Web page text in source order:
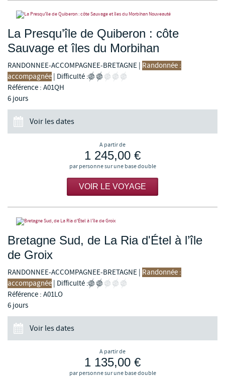
Nouveauté
La Presqu’île de Quiberon : côte
Sauvage et îles du Morbihan
RANDONNEE-ACCOMPAGNEE-BRETAGNE | Randonnée :
accompagnée | Difficulté :
Référence : A01QH
6 jours
Voir les dates
A partir de
1 245,00 €
par personne sur une base double
VOIR LE VOYAGE
Bretagne Sud, de La Ria d'Étel à l’île
de Groix
RANDONNEE-ACCOMPAGNEE-BRETAGNE | Randonnée :
accompagnée | Difficulté :
Référence : A01LO
6 jours
Voir les dates
A partir de
1 135,00 €
par personne sur une base double